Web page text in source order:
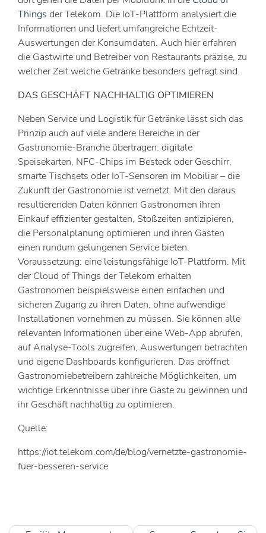
Things der Telekom. Die IoT-Plattform analysiert die
Informationen und liefert umfangreiche Echtzeit-
Auswertungen der Konsumdaten. Auch hier erfahren
die Gastwirte und Betreiber von Restaurants präzise, zu
welcher Zeit welche Getränke besonders gefragt sind.
DAS GESCHÄFT NACHHALTIG OPTIMIEREN
Neben Service und Logistik für Getränke lässt sich das
Prinzip auch auf viele andere Bereiche in der
Gastronomie-Branche übertragen: digitale
Speisekarten, NFC-Chips im Besteck oder Geschirr,
smarte Tischsets oder IoT-Sensoren im Mobiliar – die
Zukunft der Gastronomie ist vernetzt. Mit den daraus
resultierenden Daten können Gastronomen ihren
Einkauf effizienter gestalten, Stoßzeiten antizipieren,
die Personalplanung optimieren und ihren Gästen
einen rundum gelungenen Service bieten.
Voraussetzung: eine leistungsfähige IoT-Plattform. Mit
der Cloud of Things der Telekom erhalten
Gastronomen beispielsweise einen einfachen und
sicheren Zugang zu ihren Daten, ohne aufwendige
Installationen vornehmen zu müssen. Sie können alle
relevanten Informationen über eine Web-App abrufen,
auf Analyse-Tools zugreifen, Auswertungen betrachten
und eigene Dashboards konfigurieren. Das eröffnet
Gastronomiebetreibern zahlreiche Möglichkeiten, um
wichtige Erkenntnisse über ihre Gäste zu gewinnen und
ihr Geschäft nachhaltig zu optimieren.
Quelle:
https://iot.telekom.com/de/blog/vernetzte-gastronomie-
fuer-besseren-service